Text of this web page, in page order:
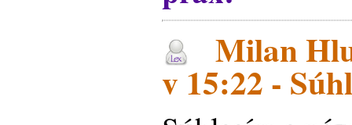
Milan
v 15:22 -